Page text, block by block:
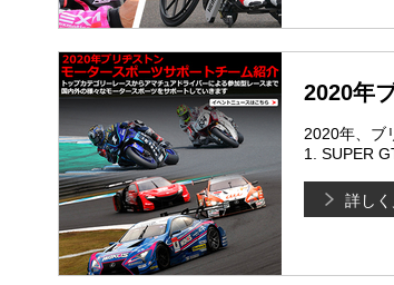
2020年
2020年、ブ
1. SUPER
詳しく